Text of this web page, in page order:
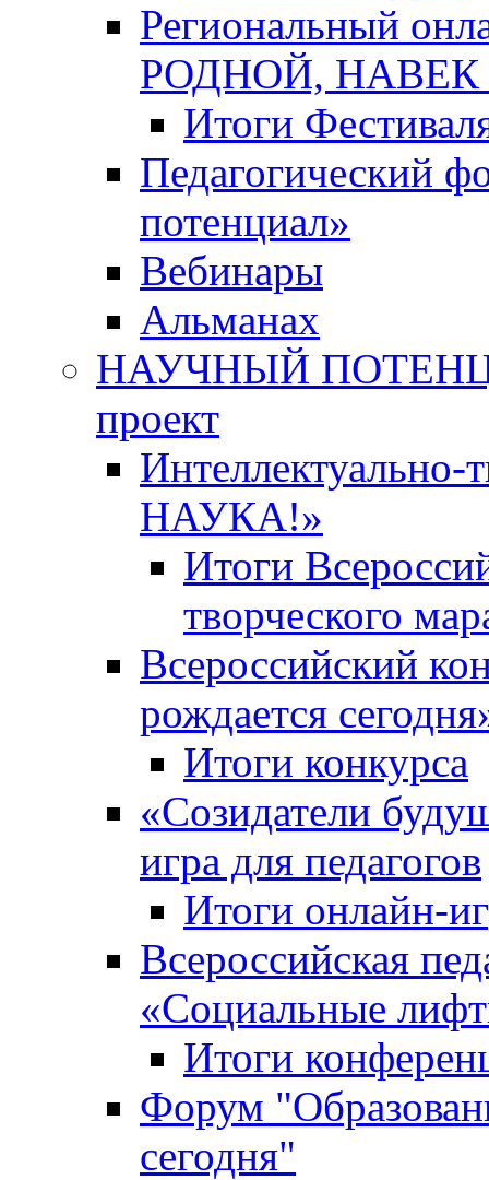
Региональный
РОДНОЙ,
Итоги
Педагогический
потенциал»
Вебинары
Альманах
НАУЧНЫЙ
проект
НАУКА!»
Итоги
творческого
Всероссийский
рождается
Итоги конкурса
«Cозидатели
игра для педагогов
Итоги онлайн-
Всероссийская
«Cоциальные
Итоги
Форум
сегодня"